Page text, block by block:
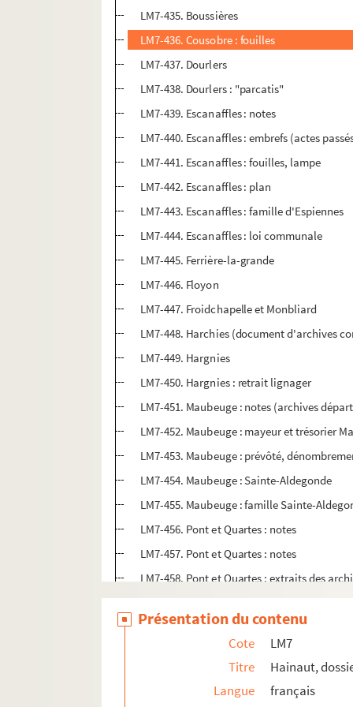
LM7-435. Boussières
LM7-436. Cousobre : fouilles
LM7-437. Dourlers
LM7-438. Dourlers : "parcatis"
LM7-439. Escanaffles : notes
LM7-440. Escanaffles : embrefs (actes
LM7-441. Escanaffles : fouilles, lampe
LM7-442. Escanaffles : plan
LM7-443. Escanaffles : famille d'Espiennes
LM7-444. Escanaffles : loi communale
LM7-445. Ferrière-la-grande
LM7-446. Floyon
LM7-447. Froidchapelle et Monbliard
LM7-448. Harchies (document d'archives
LM7-449. Hargnies
LM7-450. Hargnies : retrait lignager
LM7-451. Maubeuge : notes (archives
LM7-452. Maubeuge : mayeur et trésorier
LM7-453. Maubeuge : prévôté,
LM7-454. Maubeuge : Sainte-Aldegonde
LM7-455. Maubeuge : famille Sainte-
LM7-456. Pont et Quartes : notes
LM7-457. Pont et Quartes : notes
LM7-458. Pont et Quartes : extraits des
LM7-459. Pont et Quartes : embrefs
LM7-460. Echevinage de Quartes et Pont :
LM7-461. Echevinage de Quartes et Pont :
LM7-462. Echevinage de Quartes et Pont :
LM7-463. Echevinage de Quartes et Pont :
Présentation du contenu
Cote
LM7
Titre
Hainaut,
Langue
français